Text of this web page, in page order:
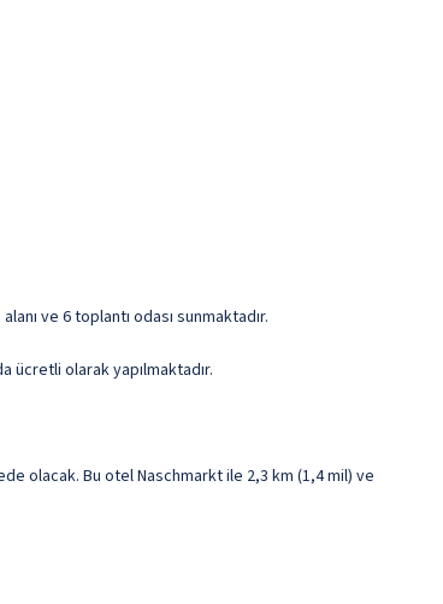
ve 6 toplantı odası sunmaktadır.
ücretli olarak yapılmaktadır.
olacak. Bu otel Naschmarkt ile 2,3 km (1,4 mil) ve